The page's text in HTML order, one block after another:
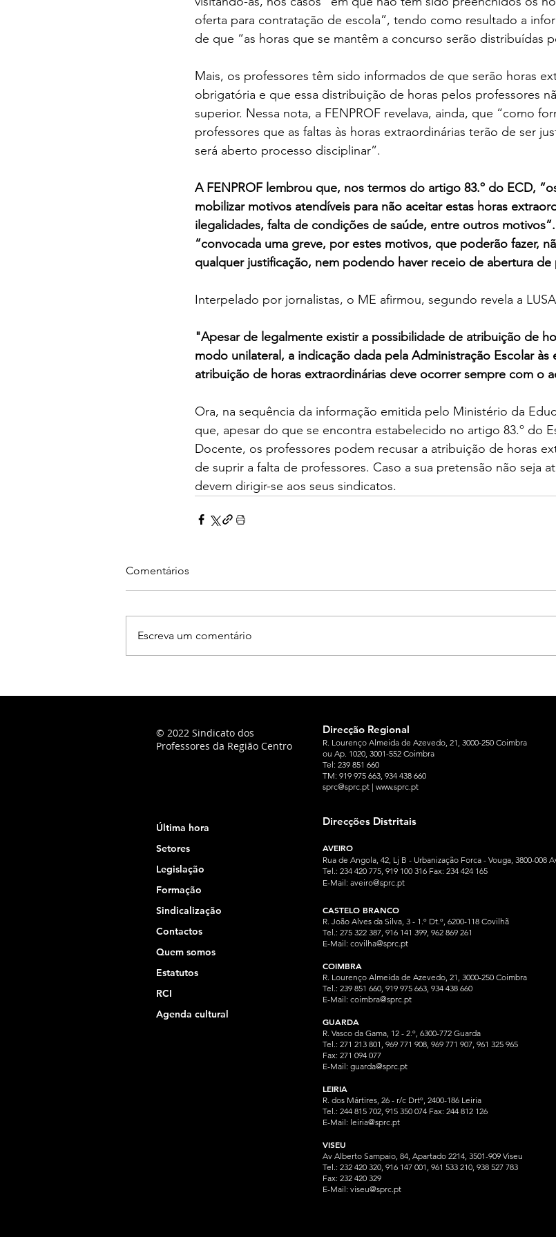
oferta para contratação de escola”, tendo como resultado a
de que “as horas que se mantêm a concurso serão distribuídas
Mais, os professores têm sido informados de que serão horas
obrigatória e que essa distribuição de horas pelos professores
superior. Nessa nota, a FENPROF revelava, ainda, que “como
professores que as faltas às horas extraordinárias terão de ser
será aberto processo disciplinar”.
A FENPROF lembrou que, nos termos do artigo 83.º do ECD,
mobilizar motivos atendíveis para não aceitar estas horas
ilegalidades, falta de condições de saúde, entre outros
“convocada uma greve, por estes motivos, que poderão fazer,
qualquer justificação, nem podendo haver receio de abertura de
Interpelado por jornalistas, o ME afirmou, segundo revela a
"Apesar de legalmente existir a possibilidade de atribuição de
modo unilateral, a indicação dada pela Administração Escolar às
atribuição de horas extraordinárias deve ocorrer sempre com o
Ora, na sequência da informação emitida pelo Ministério da
que, apesar do que se encontra estabelecido no artigo 83.º do
Docente, os professores podem recusar a atribuição de horas
de suprir a falta de professores. Caso a sua pretensão não seja
devem dirigir-se aos seus sindicatos.
Comentários
Escreva um comentário
© 2022 Sindicato dos
Professores da Região Centro
Direcção Regional
R. Lourenço Almeida de Azevedo, 21, 3000-250 Coimbra
ou Ap. 1020, 3001-552 Coimbra
Tel: 239 851 660
TM: 919 975 663, 934 438 660
sprc@sprc.pt | www.sprc.pt
Última hora
Setores
Legislação
Formação
Sindicalização
Contactos
Quem somos
Estatutos
RCI
Agenda cultural
Direcções Distritais
AVEIRO
Rua de Angola, 42, Lj B - Urbanização Forca - Vouga, 3800-008
Tel.: 234 420 775, 919 100 316 Fax: 234 424 165
E-Mail: aveiro@sprc.pt
CASTELO BRANCO
R. João Alves da Silva, 3 - 1.º Dt.º, 6200-118 Covilhã
Tel.: 275 322 387, 916 141 399, 962 869 261
E-Mail: covilha@sprc.pt
COIMBRA
R. Lourenço Almeida de Azevedo, 21, 3000-250 Coimbra
Tel.: 239 851 660, 919 975 663, 934 438 660
E-Mail: coimbra@sprc.pt
GUARDA
R. Vasco da Gama, 12 - 2.º, 6300-772 Guarda
Tel.: 271 213 801, 969 771 908, 969 771 907, 961 325 965
Fax: 271 094 077
E-Mail: guarda@sprc.pt
LEIRIA
R. dos Mártires, 26 - r/c Drtº, 2400-186 Leiria
Tel.: 244 815 702, 915 350 074 Fax: 244 812 126
E-Mail: leiria@sprc.pt
VISEU
Av Alberto Sampaio, 84, Apartado 2214, 3501-909 Viseu
Tel.: 232 420 320, 916 147 001, 961 533 210, 938 527 783
Fax: 232 420 329
E-Mail: viseu@sprc.pt